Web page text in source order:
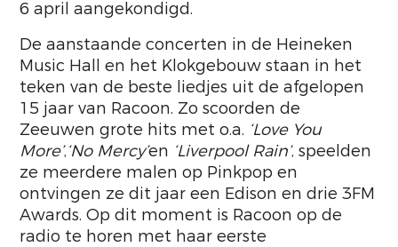
6 april aangekondigd.
De aanstaande concerten in de Heineken
Music Hall en het Klokgebouw staan in het
teken van de beste liedjes uit de afgelopen
15 jaar van Racoon. Zo scoorden de
Zeeuwen grote hits met o.a. ‘Love You
More’,‘No Mercy’en ‘Liverpool Rain’, speelden
ze meerdere malen op Pinkpop en
ontvingen ze dit jaar een Edison en drie 3FM
Awards. Op dit moment is Racoon op de
radio te horen met haar eerste